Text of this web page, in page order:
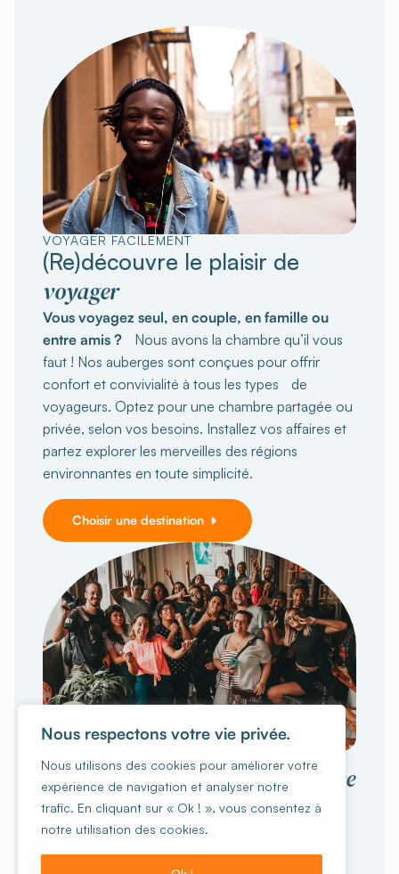
VOYAGER FACILEMENT
(Re)découvre le plaisir de
voyager
Vous voyagez seul, en couple, en famille ou
entre amis ? Nous avons la chambre qu’il vous
faut ! Nos auberges sont conçues pour offrir
confort et convivialité à tous les types de
voyageurs. Optez pour une chambre partagée ou
privée, selon vos besoins. Installez vos affaires et
partez explorer les merveilles des régions
environnantes en toute simplicité.
Choisir une destination
Vivez une expériencecollective
inoubliable
Vous êtes 15 personnes ou plus ?
familles, groupes d'amis, sportifs ou autres, on
Nous respectons votre vie privée.
Nous utilisons des cookies pour améliorer votre
expérience de navigation et analyser notre
trafic. En cliquant sur « Ok ! », vous consentez à
notre utilisation des cookies.